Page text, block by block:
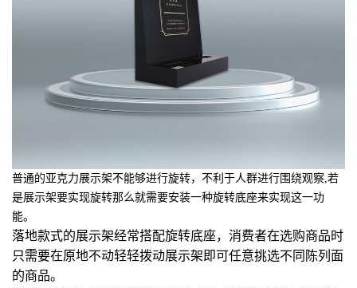
普通的亚克力展示架不能够进行旋转，不利于人群进行围绕观察,若
是展示架要实现旋转那么就需要安装一种旋转底座来实现这一功
能。
落地款式的展示架经常搭配旋转底座，消费者在选购商品时
只需要在原地不动轻轻拨动展示架即可任意挑选不同陈列面
的商品。